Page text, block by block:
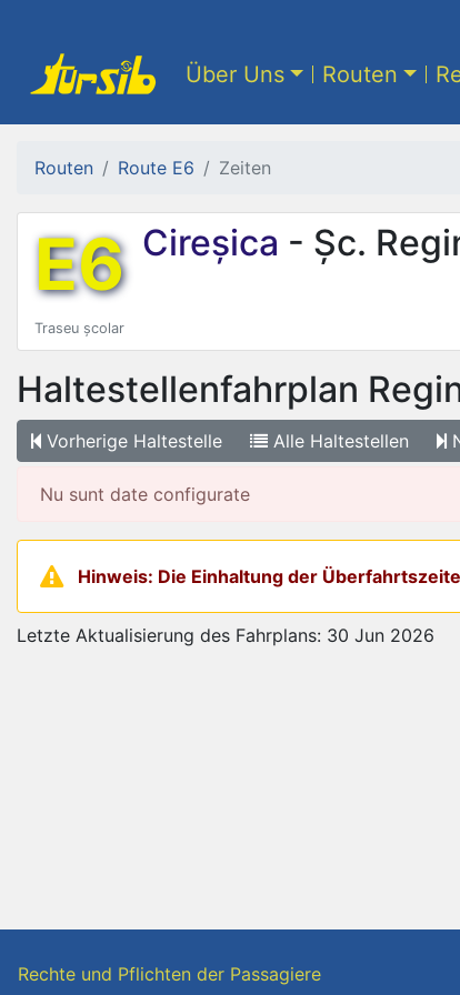
Über Uns Routen
Routen Route E6 Zeiten
E6 Cireșica - Șc.
Traseu școlar
Haltestellenfahrplan
Vorherige Haltestelle Alle Haltestellen
Nu sunt date configurate
Hinweis: Die Einhaltung der
Letzte Aktualisierung des Fahrplans: 30 Jun 2026
Rechte und Pflichten der Passagiere